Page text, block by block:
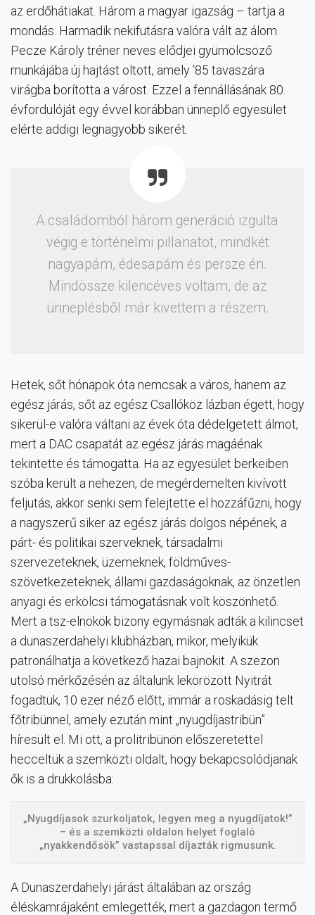
az erdőhátiakat. Három a magyar igazság – tartja a
mondás. Harmadik nekifutásra valóra vált az álom.
Pecze Károly tréner neves elődjei gyümölcsöző
munkájába új hajtást oltott, amely ’85 tavaszára
virágba borította a várost. Ezzel a fennállásának 80.
évfordulóját egy évvel korábban ünneplő egyesület
elérte addigi legnagyobb sikerét.
A családomból három generáció izgulta
végig e történelmi pillanatot, mindkét
nagyapám, édesapám és persze én.
Mindössze kilencéves voltam, de az
ünneplésből már kivettem a részem.
Hetek, sőt hónapok óta nemcsak a város, hanem az
egész járás, sőt az egész Csallóköz lázban égett, hogy
sikerül-e valóra váltani az évek óta dédelgetett álmot,
mert a DAC csapatát az egész járás magáénak
tekintette és támogatta. Ha az egyesület berkeiben
szóba került a nehezen, de megérdemelten kivívott
feljutás, akkor senki sem felejtette el hozzáfűzni, hogy
a nagyszerű siker az egész járás dolgos népének, a
párt- és politikai szerveknek, társadalmi
szervezeteknek, üzemeknek, földműves-
szövetkezeteknek, állami gazdaságoknak, az önzetlen
anyagi és erkölcsi támogatásnak volt köszönhető.
Mert a tsz-elnökök bizony egymásnak adták a kilincset
a dunaszerdahelyi klubházban, mikor, melyikük
patronálhatja a következő hazai bajnokit. A szezon
utolsó mérkőzésén az általunk lekörözött Nyitrát
fogadtuk, 10 ezer néző előtt, immár a roskadásig telt
főtribünnel, amely ezután mint „nyugdíjastribün”
híresült el. Mi ott, a prolitribünön előszeretettel
hecceltük a szemközti oldalt, hogy bekapcsolódjanak
ők is a drukkolásba:
„Nyugdíjasok szurkoljatok, legyen meg a nyugdíjatok!”
– és a szemközti oldalon helyet foglaló
„nyakkendősök” vastapssal díjazták rigmusunk.
A Dunaszerdahelyi járást általában az ország
éléskamrájaként emlegették, mert a gazdagon termő